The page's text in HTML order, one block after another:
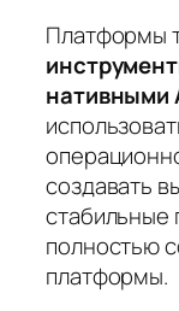
Платформы
нативными
создавать
стабильные
полностью
платформы.